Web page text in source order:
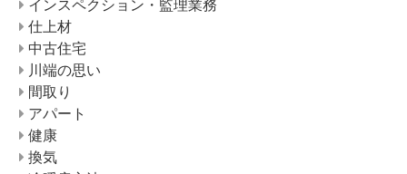
仕上材
中古住宅
川端の思い
間取り
アパート
健康
換気